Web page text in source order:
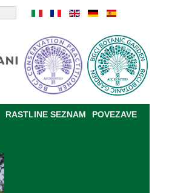
RASTLINE SEZNAM
POVEZAVE